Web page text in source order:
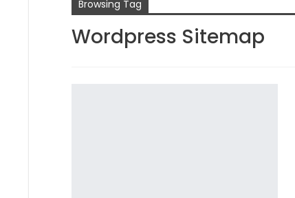
Browsing Tag
Wordpress Sitemap